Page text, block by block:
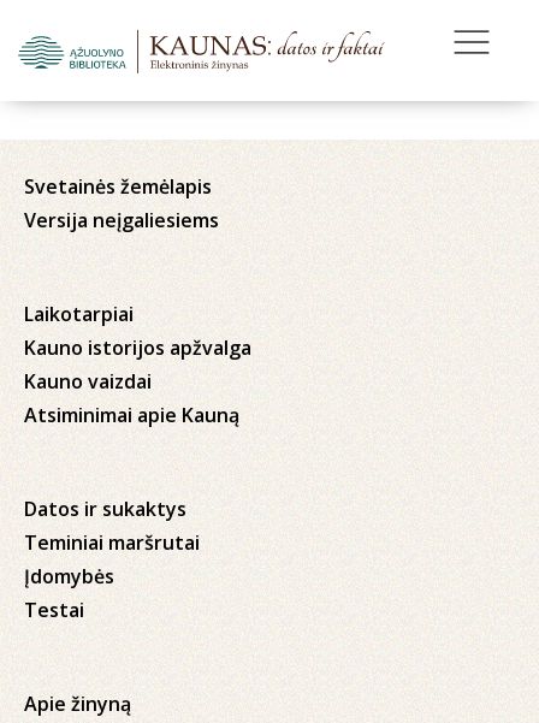
Svetainės žemėlapis
Versija neįgaliesiems
Laikotarpiai
Kauno istorijos apžvalga
Kauno vaizdai
Atsiminimai apie Kauną
Datos ir sukaktys
Teminiai maršrutai
Įdomybės
Testai
Apie žinyną